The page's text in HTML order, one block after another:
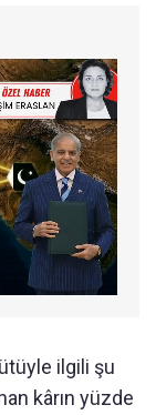
ilgili şu
kârın yüzde